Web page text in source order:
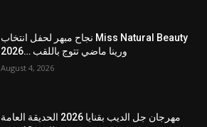
نجاح مبهر لحفل انتخاب Miss Natural Beauty
2026… ورينا ماضي تتوج باللقب
August 4, 2026
مهرجان جل الديب بقنايا 2026 الحديقة العامة